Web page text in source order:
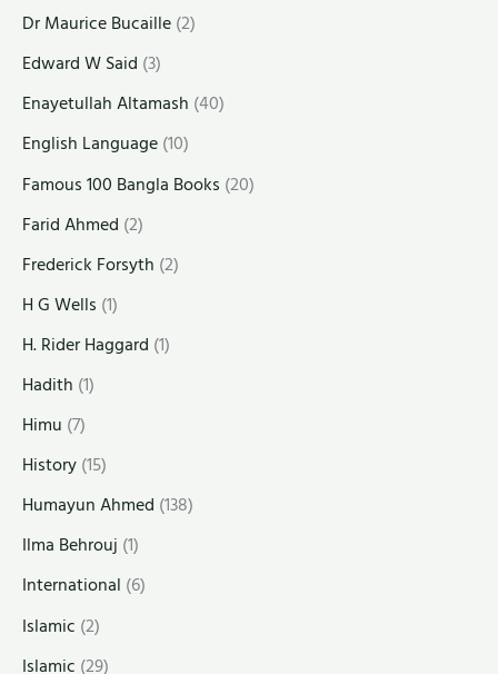
Dr Maurice Bucaille(2)
Edward W Said (3)
Enayetullah Altamash (40)
English Language(10)
Famous 100 Bangla Books (20)
Farid Ahmed (2)
Frederick Forsyth (2)
H G Wells (1)
H. Rider Haggard (1)
Hadith (1)
Himu (7)
History(15)
Humayun Ahmed (138)
Ilma Behrouj (1)
International (6)
Islamic (2)
Islamic (29)